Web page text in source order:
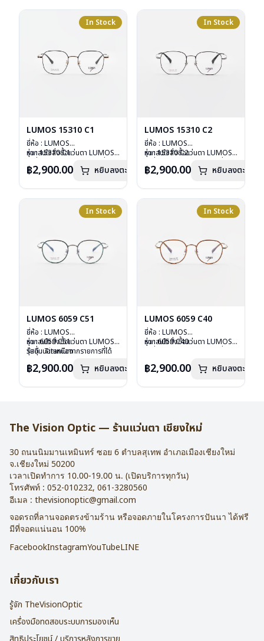
In Stock
LUMOS 15310 C1
ยี่ห้อ : LUMOS
รุ่น : 15310 C1
เลนส์ : Demo Lens
น้ำหนัก : 16 กรัม
อุปกรณ์ : กล่องแว่น , ผ้าเช็ดแว่น
หากสนใจสั่งชื้อแว่นตา LUMOS
ลงไว้กรุณาติดต่อเราคลิก
฿2,900.00 หยิบลงตะกร้า
In Stock
LUMOS 15310 C2
ยี่ห้อ : LUMOS
รุ่น : 15310 C2
เลนส์ : Demo Lens
น้ำหนัก : 16 กรัม
อุปกรณ์ : กล่องแว่น , ผ้าเช็ดแว่น
หากสนใจสั่งชื้อแว่นตา LUMOS
ลงไว้กรุณาติดต่อเราคลิก
฿2,900.00 หยิบลงตะกร้า
In Stock
LUMOS 6059 C51
ยี่ห้อ : LUMOS
รุ่น : 6059 C51
วัสดุ : Titanium
บานพับ : ไม่มีสปริง
อุปกรณ์ : กล่องแว่น , ผ้าเช็ดแว่น
หากสนใจสั่งชื้อแว่นตา LUMOS
รุ่นอื่นนอกเหนือจากรายการที่ได้
฿2,900.00 หยิบลงตะกร้า
In Stock
LUMOS 6059 C40
ยี่ห้อ : LUMOS
รุ่น : 6059 C40
บานพับ : ไม่มีสปริง
อุปกรณ์ : กล่องแว่น , ผ้าเช็ดแว่น
หากสนใจสั่งชื้อแว่นตา LUMOS
฿2,900.00 หยิบลงตะกร้า
The Vision Optic — ร้านแว่นตา เชียงใหม่
30 ถนนนิมมานเหมินทร์ ซอย 6 ตำบลสุเทพ อำเภอเมืองเชียงใหม่
จ.เชียงใหม่ 50200
เวลาเปิดทำการ 10.00-19.00 น. (เปิดบริการทุกวัน)
โทรศัพท์ : 052-010232, 061-3280560
อีเมล : thevisionoptic@gmail.com
จอดรถที่ลานจอดตรงข้ามร้าน หรือจอดภายในโครงการปันนา ได้ฟรี
มีที่จอดแน่นอน 100%
FacebookInstagramYouTubeLINE
เกี่ยวกับเรา
รู้จัก TheVisionOptic
เครื่องมือทดสอบระบบการมองเห็น